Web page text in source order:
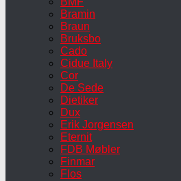
Bramin
Braun
Bruksbo
Cado
Cidue Italy
Cor
De Sede
Dietiker
Dux
Erik Jorgensen
Eternit
FDB Møbler
Finmar
Flos